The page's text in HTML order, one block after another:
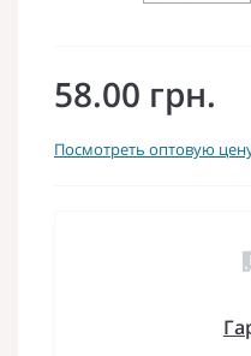
58.00 грн.
Посмотреть оптовую